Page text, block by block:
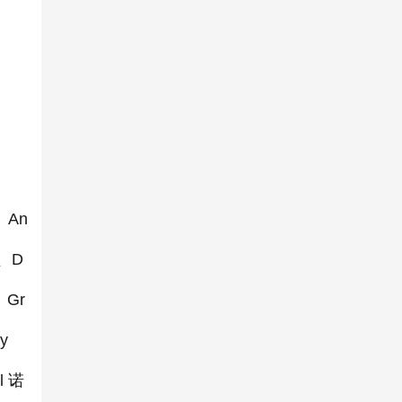
An
D
Gr
诺